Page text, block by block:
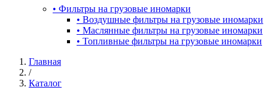
• Фильтры на грузовые иномарки
• Воздушные фильтры на грузовые иномарки
• Маслянные фильтры на грузовые иномарки
• Топливные фильтры на грузовые иномарки
Главная
/
Каталог